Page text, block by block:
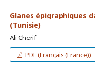
Glanes épigraphiques
(Tunisie)
Ali Cherif
PDF (Français (France))